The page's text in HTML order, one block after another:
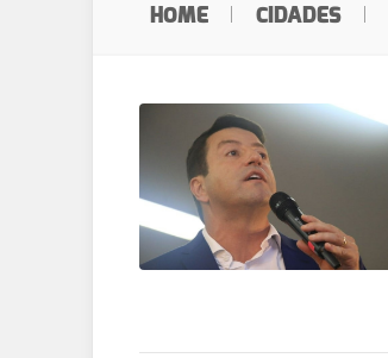
HOME CIDADES